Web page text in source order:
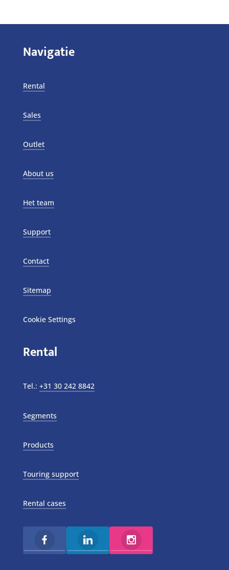
Navigatie
Rental
Sales
Outlet
About us
Het team
Support
Contact
Sitemap
Cookie Settings
Rental
Tel.: +31 30 242 8842
Segments
Products
Touring support
Rental cases